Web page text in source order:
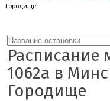
Городище
1062а в
Городище